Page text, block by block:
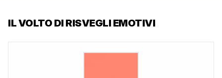
IL VOLTO DI RISVEGLI EMOTIVI